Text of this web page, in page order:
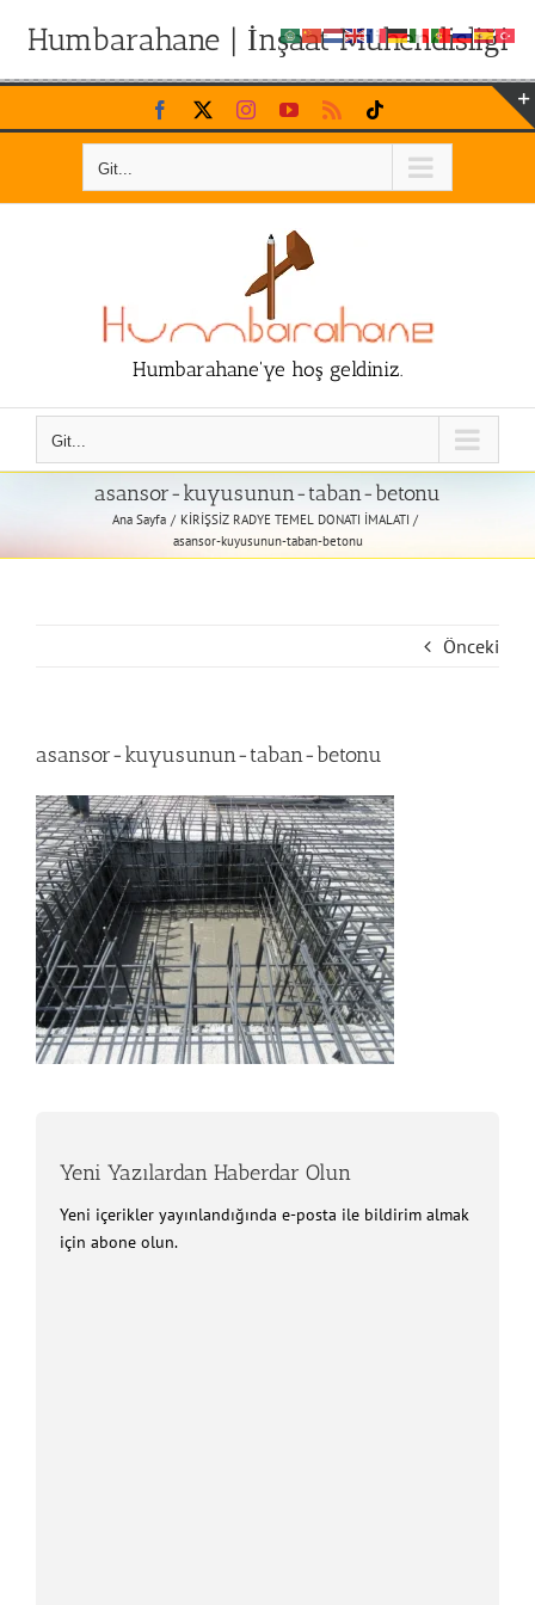
Humbarahane | İnşaat Mühendisliği
Skip
to
Facebook InstagramYouTubeRss
Git...
Humbarahane'ye hoş geldiniz.
Git...
asansor-kuyusunun-taban-betonu
Ana Sayfa
KİRİŞSİZ RADYE TEMEL DONATI İMALATI
asansor-kuyusunun-taban-betonu
Önceki
asansor-kuyusunun-taban-betonu
Yeni Yazılardan Haberdar Olun
Yeni içerikler yayınlandığında e-posta ile bildirim almak
için abone olun.